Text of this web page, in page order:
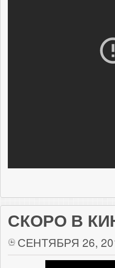
СКОРО В
СЕНТЯБРЯ 26,